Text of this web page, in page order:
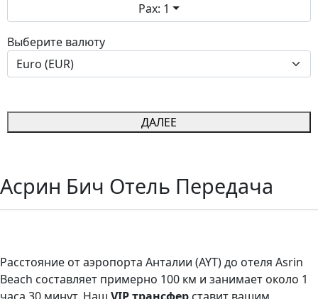
Pax: 1
Выберите валюту
ДАЛЕЕ
Асрин Бич Отель Передача
Расстояние от аэропорта Анталии (AYT) до отеля Asrin
Beach составляет примерно 100 км и занимает около 1